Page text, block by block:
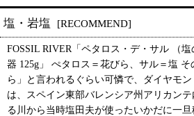
塩・岩塩 [RECOMMEND]
FOSSIL RIVER「ペタロス・デ・サル （
器 125g」 ぺタロス＝花びら、サル＝塩
ら」と言われるぐらい可憐で、ダイヤモ
は、スペイン東部バレンシア州アリカン
る川から当時塩田夫が使ったいかだに一